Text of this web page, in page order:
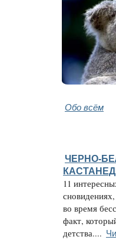
Обо всём
ЧЕРНО-
11
во время
факт,
детства....